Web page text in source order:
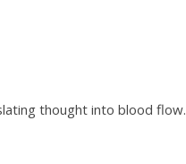
thought into blood flow.